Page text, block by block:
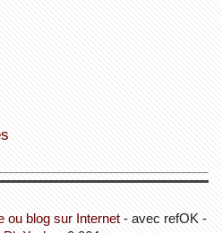
ou blog sur Internet - avec refOK -